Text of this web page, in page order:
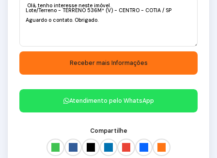
Atendimento pelo WhatsApp
Compartilhe